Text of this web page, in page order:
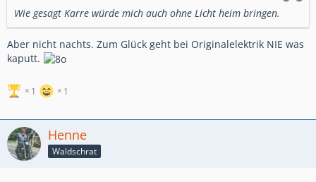
Wie gesagt Karre würde mich auch ohne Licht heim bringen.
Aber nicht nachts. Zum Glück geht bei Originalelektrik NIE was
kaputt.
1 1
Henne
Waldschrat